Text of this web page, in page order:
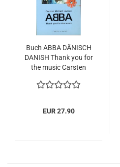
Buch ABBA DÄNISCH
DANISH Thank you for
the music Carsten
EUR 27.90